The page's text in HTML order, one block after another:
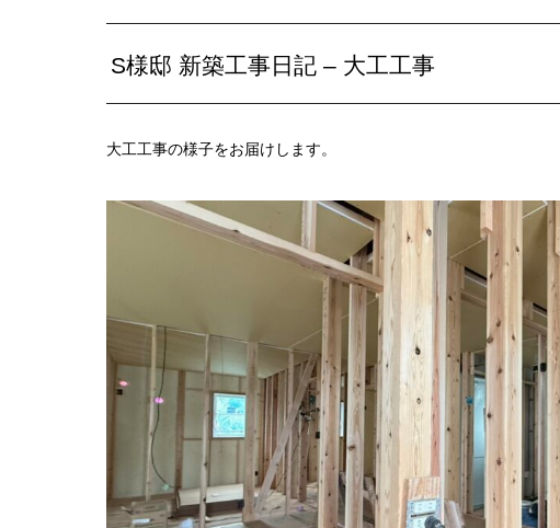
S様邸 新築工事日記 – 大工工事
大工工事の様子をお届けします。